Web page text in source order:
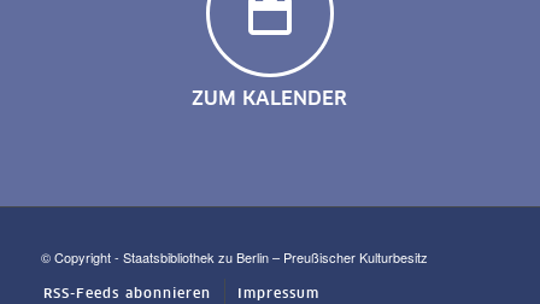
ZUM KALENDER
© Copyright - Staatsbibliothek zu Berlin – Preußischer Kulturbesitz
RSS-Feeds abonnieren Impressum